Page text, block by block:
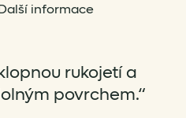
informace
rukojetí a
povrchem.“